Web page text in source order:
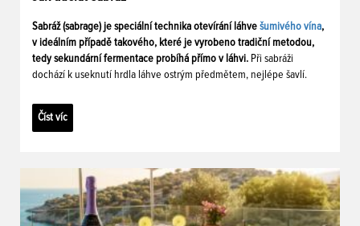
Sabráž (sabrage) je speciální technika otevírání láhve šumivého vína,
v ideálním případě takového, které je vyrobeno tradiční metodou,
tedy sekundární fermentace probíhá přímo v láhvi. Při sabráži
dochází k useknutí hrdla láhve ostrým předmětem, nejlépe šavlí.
Číst víc